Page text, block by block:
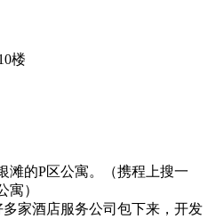
楼
滩的P区公寓。（携程上搜一
寓）
家酒店服务公司包下来，开发